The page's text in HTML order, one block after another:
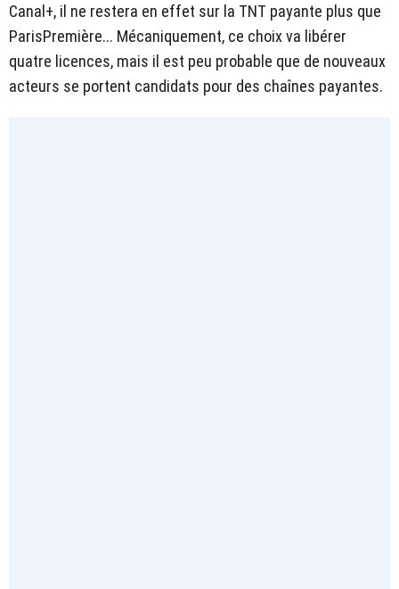
Canal+, il ne restera en effet sur la TNT payante plus que
ParisPremière... Mécaniquement, ce choix va libérer
quatre licences, mais il est peu probable que de nouveaux
acteurs se portent candidats pour des chaînes payantes.